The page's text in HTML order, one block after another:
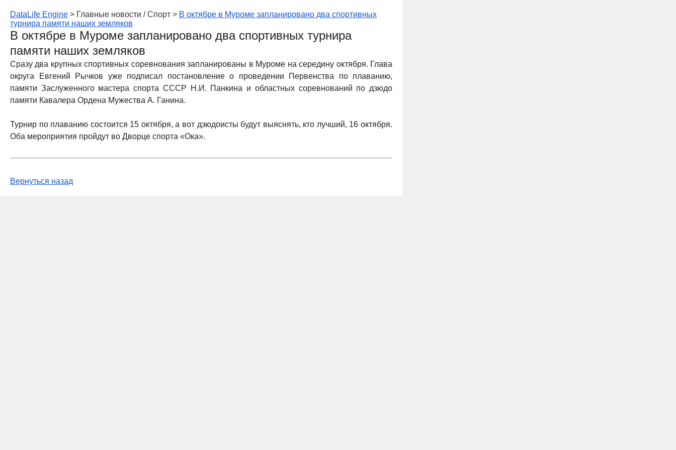
DataLife Engine > Главные новости / Cпорт > В октябре в Муроме запланировано два спортивных
турнира памяти наших земляков
В октябре в Муроме запланировано два спортивных турнира
памяти наших земляков
Сразу два крупных спортивных соревнования запланированы в Муроме на середину октября. Глава
округа Евгений Рычков уже подписал постановление о проведении Первенства по плаванию,
памяти Заслуженного мастера спорта СССР Н.И. Панкина и областных соревнований по дзюдо
памяти Кавалера Ордена Мужества А. Ганина.
Турнир по плаванию состоится 15 октября, а вот дзюдоисты будут выяснять, кто лучший, 16 октября.
Оба мероприятия пройдут во Дворце спорта «Ока».
Вернуться назад